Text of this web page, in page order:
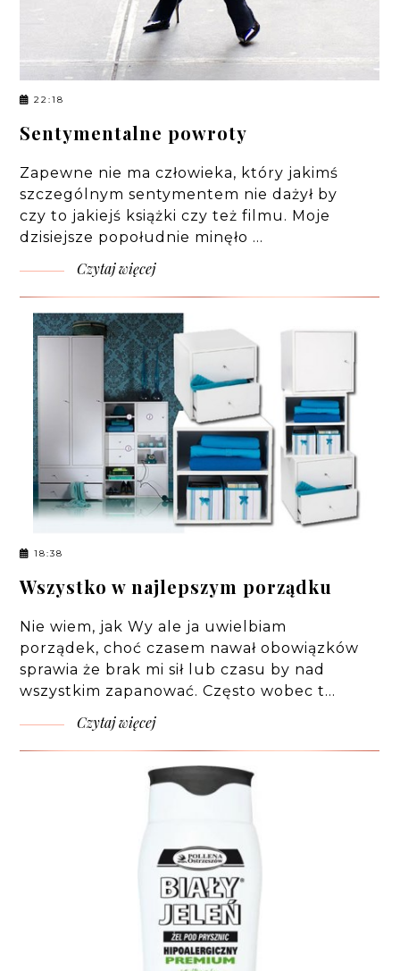
22:18
Sentymentalne powroty
Zapewne nie ma człowieka, który jakimś
szczególnym sentymentem nie dażył by
czy to jakiejś książki czy też filmu. Moje
dzisiejsze popołudnie minęło …
Czytaj więcej
18:38
Wszystko w najlepszym porządku
Nie wiem, jak Wy ale ja uwielbiam
porządek, choć czasem nawał obowiązków
sprawia że brak mi sił lub czasu by nad
wszystkim zapanować. Często wobec t…
Czytaj więcej